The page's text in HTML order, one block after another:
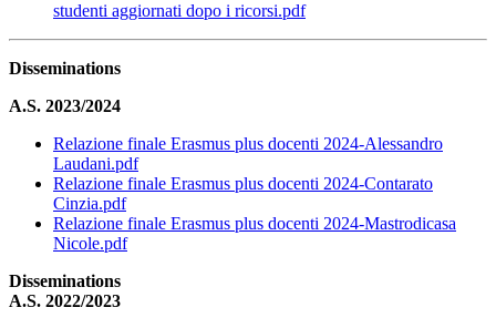
studenti aggiornati dopo i ricorsi.pdf
Disseminations
A.S. 2023/2024
Relazione finale Erasmus plus docenti 2024-Alessandro
Laudani.pdf
Relazione finale Erasmus plus docenti 2024-Contarato
Cinzia.pdf
Relazione finale Erasmus plus docenti 2024-Mastrodicasa
Nicole.pdf
Disseminations
A.S. 2022/2023